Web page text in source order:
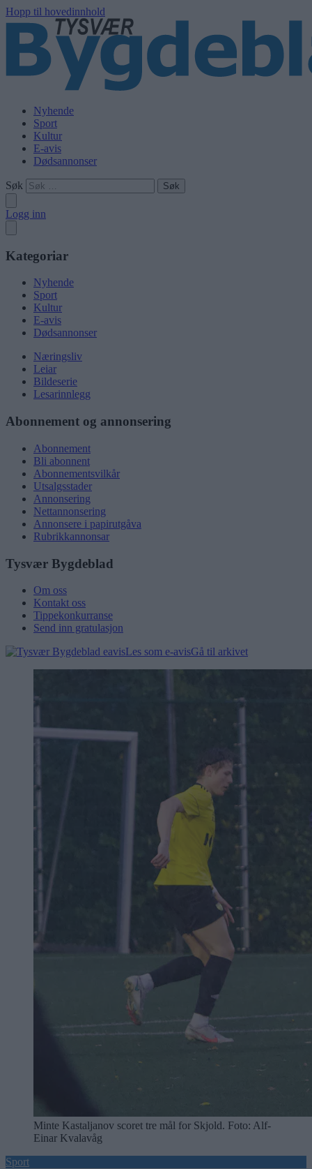
Hopp til hovedinnhold
Nyhende
Sport
Kultur
E-avis
Dødsannonser
Søk
Logg inn
Kategoriar
Nyhende
Sport
Kultur
E-avis
Dødsannonser
Næringsliv
Leiar
Bildeserie
Lesarinnlegg
Abonnement og annonsering
Abonnement
Bli abonnent
Abonnementsvilkår
Utsalgsstader
Annonsering
Nettannonsering
Annonsere i papirutgåva
Rubrikkannonsar
Tysvær Bygdeblad
Om oss
Kontakt oss
Tippekonkurranse
Send inn gratulasjon
Les som e-avisGå til arkivet
Minte Kastaljanov scoret tre mål for Skjold. Foto: Alf-
Einar Kvalavåg
Sport